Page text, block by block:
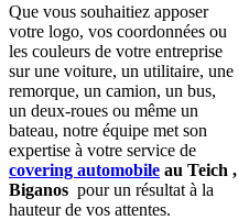
Que vous souhaitiez apposer
votre logo, vos coordonnées ou
les couleurs de votre entreprise
sur une voiture, un utilitaire, une
remorque, un camion, un bus,
un deux-roues ou même un
bateau, notre équipe met son
expertise à votre service de
covering automobile au Teich ,
Biganos pour un résultat à la
hauteur de vos attentes.